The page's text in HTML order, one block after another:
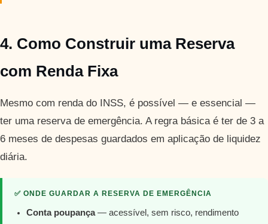
4. Como Construir uma Reserva
com Renda Fixa
Mesmo com renda do INSS, é possível — e essencial —
ter uma reserva de emergência. A regra básica é ter de 3 a
6 meses de despesas guardados em aplicação de liquidez
diária.
✅ ONDE GUARDAR A RESERVA DE EMERGÊNCIA
Conta poupança— acessível, sem risco, rendimento